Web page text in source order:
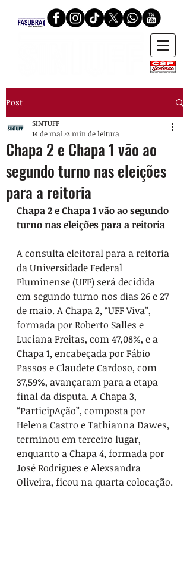
Post
Chapa 2 e Chapa 1 vão ao
segundo turno nas eleições
para a reitoria
SINTUFF
14 de mai. 3 min de leitura
Chapa 2 e Chapa 1 vão ao segundo
turno nas eleições para a reitoria
A consulta eleitoral para a reitoria
da Universidade Federal
Fluminense (UFF) será decidida
em segundo turno nos dias 26 e 27
de maio. A Chapa 2, “UFF Viva”,
formada por Roberto Salles e
Luciana Freitas, com 47,08%, e a
Chapa 1, encabeçada por Fábio
Passos e Claudete Cardoso, com
37,59%, avançaram para a etapa
final da disputa. A Chapa 3,
“ParticipAção”, composta por
Helena Castro e Tathianna Dawes,
terminou em terceiro lugar,
enquanto a Chapa 4, formada por
José Rodrigues e Alexsandra
Oliveira, ficou na quarta colocação.